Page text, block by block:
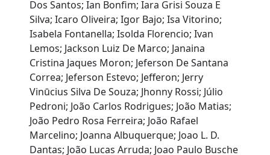
Dos Santos; Ian Bonfim; Iara Grisi Souza E
Silva; Icaro Oliveira; Igor Bajo; Isa Vitorino;
Isabela Fontanella; Isolda Florencio; Ivan
Lemos; Jackson Luiz De Marco; Janaina
Cristina Jaques Moron; Jeferson De Santana
Correa; Jeferson Estevo; Jefferon; Jerry
Vinūcius Silva De Souza; Jhonny Rossi; Júlio
Pedroni; João Carlos Rodrigues; João Matias;
João Pedro Rosa Ferreira; João Rafael
Marcelino; Joanna Albuquerque; Joao L. D.
Dantas; João Lucas Arruda; Joao Paulo Busche